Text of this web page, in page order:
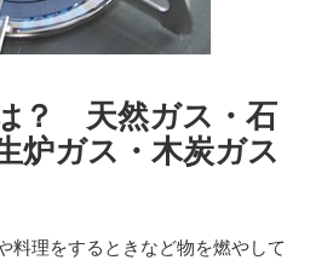
？ 天然ガス・石
炉ガス・木炭ガス
料理をするときなど物を燃やして